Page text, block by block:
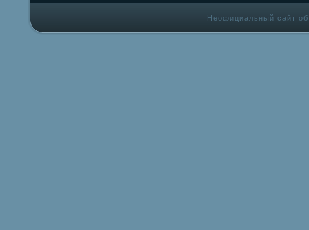
Неофициальный сайт